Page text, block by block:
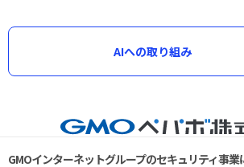
AIへの取り組み
GMOインターネットグループのセキュリティ事業